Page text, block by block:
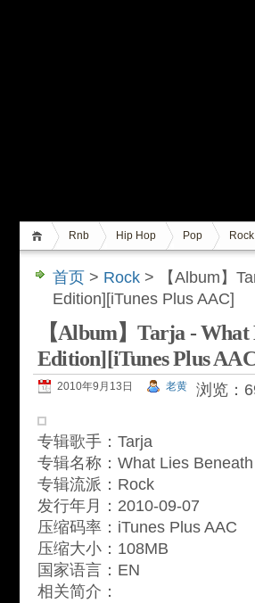
Rnb Hip Hop Pop Rock
首页 > Rock > 【Album】
Edition][iTunes Plus AAC]
【Album】Tarja -
Edition][iTunes Plus
2010年9月13日 老黄 浏览：
专辑歌手：Tarja
专辑名称：What Lies
专辑流派：Rock
发行年月：2010-09-07
压缩码率：iTunes Plus AAC
压缩大小：108MB
国家语言：EN
相关简介：